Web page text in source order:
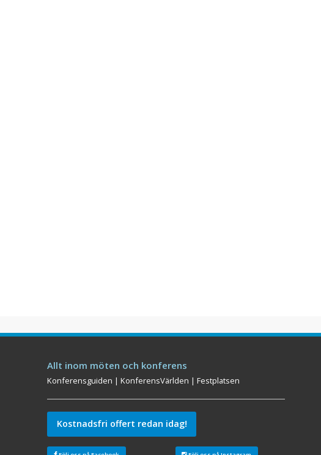
Allt inom möten och konferens
Konferensguiden |KonferensVärlden |Festplatsen
Kostnadsfri offert redan idag!